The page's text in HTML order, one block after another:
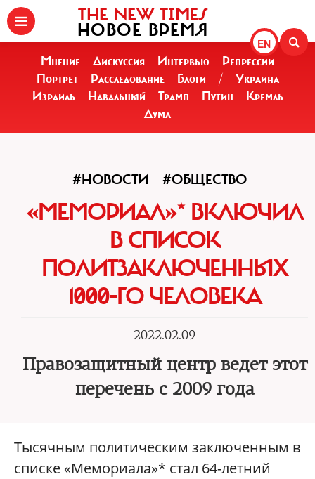
EN
THE NEW TIMES
НОВОЕ ВРЕМЯ
Мнение Дискуссия Интервью
Репрессии
Портрет
Расследование Блоги /
Украина
Израиль
Навальный Трамп Путин
Кремль
Дума
#НОВОСТИ #ОБЩЕСТВО
«МЕМОРИАЛ»* ВКЛЮЧИЛ
В СПИСОК
ПОЛИТЗАКЛЮЧЕННЫХ
1000-ГО ЧЕЛОВЕКА
2022.02.09
Правозащитный центр ведет этот
перечень с 2009 года
Тысячным политическим заключенным в
списке «Мемориала»* стал 64-летний